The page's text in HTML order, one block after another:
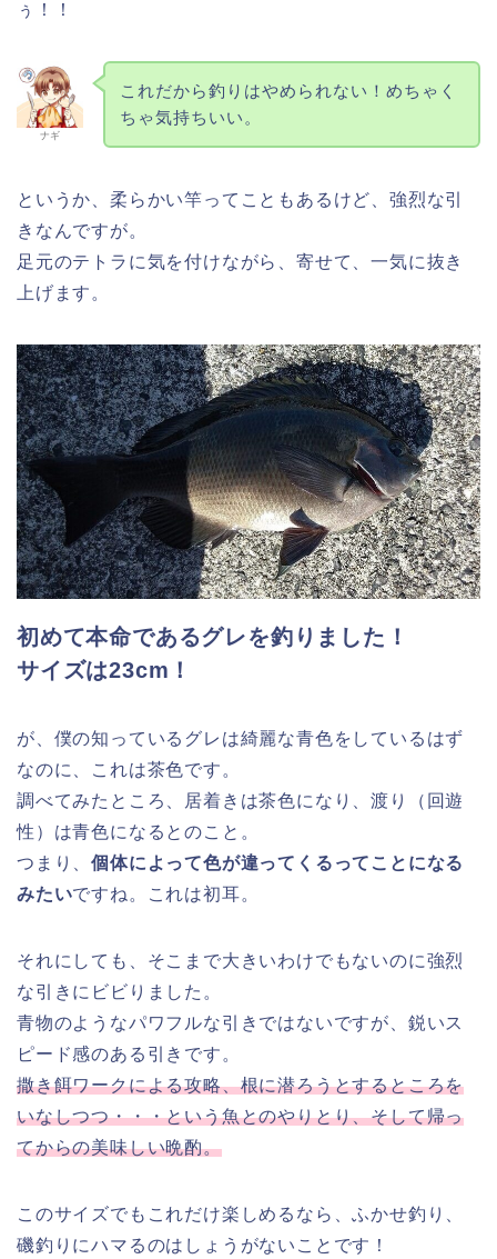
ぅ！！
ナギ
これだから釣りはやめられない！めちゃく
ちゃ気持ちいい。
というか、柔らかい竿ってこともあるけど、強烈な引
きなんですが。
足元のテトラに気を付けながら、寄せて、一気に抜き
上げます。
初めて本命であるグレを釣りました！
サイズは23cm！
が、僕の知っているグレは綺麗な青色をしているはず
なのに、これは茶色です。
調べてみたところ、居着きは茶色になり、渡り（回遊
性）は青色になるとのこと。
つまり、個体によって色が違ってくるってことになる
みたいですね。これは初耳。
それにしても、そこまで大きいわけでもないのに強烈
な引きにビビりました。
青物のようなパワフルな引きではないですが、鋭いス
ピード感のある引きです。
撒き餌ワークによる攻略、根に潜ろうとするところを
いなしつつ・・・という魚とのやりとり、そして帰っ
てからの美味しい晩酌。
このサイズでもこれだけ楽しめるなら、ふかせ釣り、
磯釣りにハマるのはしょうがないことです！